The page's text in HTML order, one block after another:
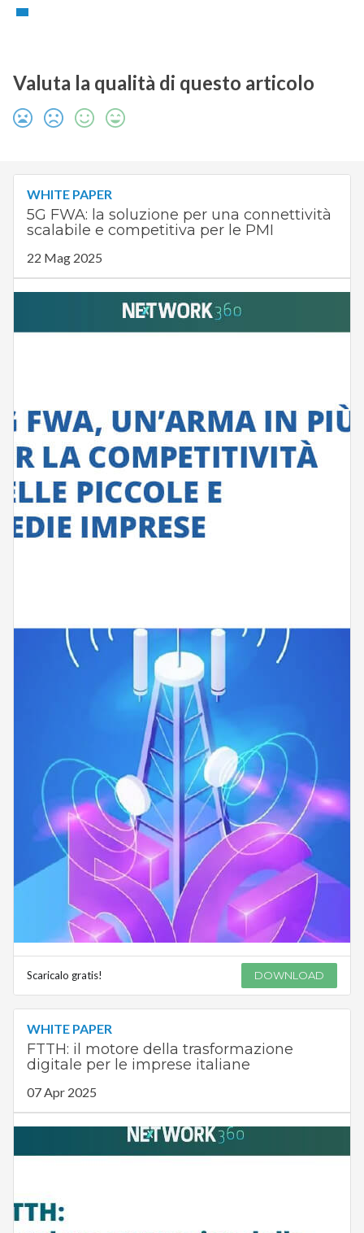
Valuta la qualità di questo articolo
WHITE PAPER
5G FWA: la soluzione per una connettività
scalabile e competitiva per le PMI
22 Mag 2025
Scaricalo gratis! DOWNLOAD
WHITE PAPER
FTTH: il motore della trasformazione
digitale per le imprese italiane
07 Apr 2025